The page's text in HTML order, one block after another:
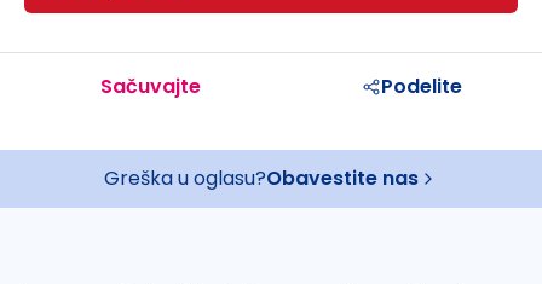
Sačuvajte Podelite
Greška u oglasu?Obavestite nas